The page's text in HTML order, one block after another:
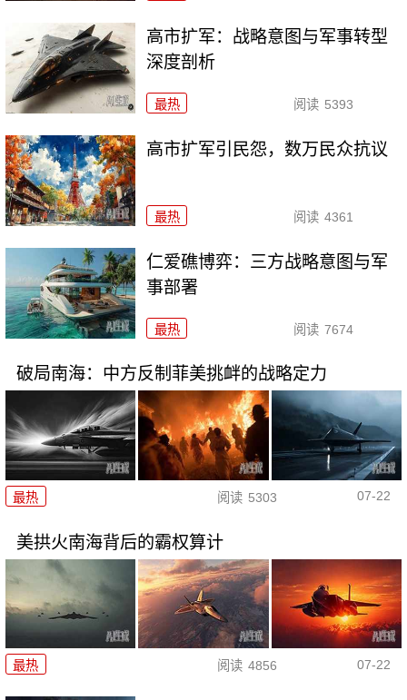
高市扩军：战略意图与军事转型
深度剖析
最热 阅读 5393
高市扩军引民怨，数万民众抗议
最热 阅读 4361
仁爱礁博弈：三方战略意图与军
事部署
最热 阅读 7674
破局南海：中方反制菲美挑衅的战略定力
最热 阅读 5303 07-22
美拱火南海背后的霸权算计
最热 阅读 4856 07-22